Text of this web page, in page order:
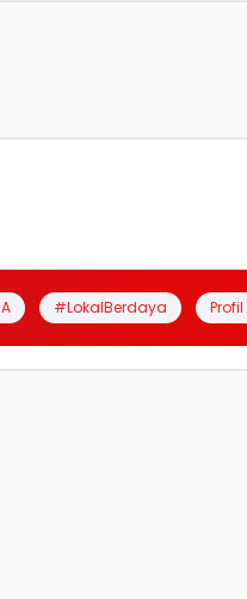
#LokalBerdaya